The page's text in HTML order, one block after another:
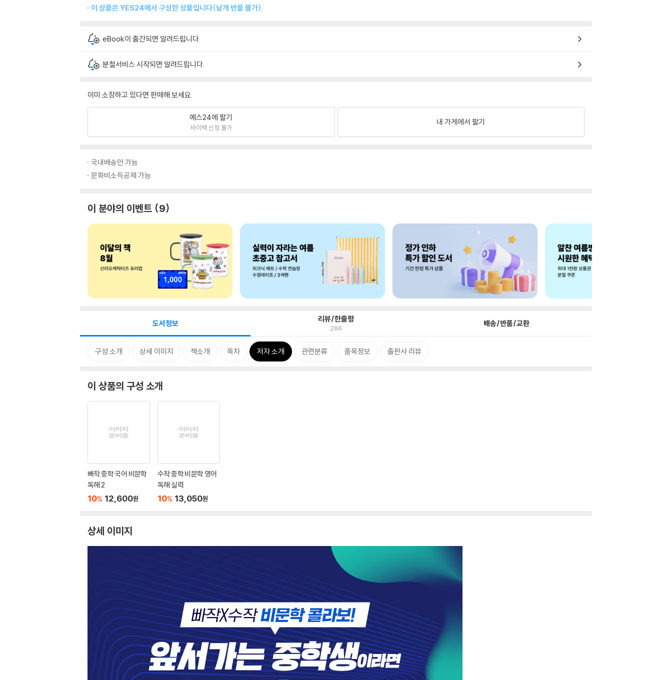
이 상품은 YES24에서 구성한 상품입니다(낱개 반품 불가).
eBook이 출간되면 알려드립니다.
분철서비스 시작되면 알려드립니다.
이미 소장하고 있다면 판매해 보세요.
예스24에 팔기
바이백 신청 불가
내 가게에서 팔기
국내배송만 가능
문화비소득공제 가능
이 분야의 이벤트 9
도서정보 리뷰/한줄평
266 배송/반품/교환
구성 소개 상세 이미지 책소개 목차 저자 소개 관련분류 품목정보 출판사 리뷰
이 상품의 구성 소개
빠작 중학 국어 비문학
독해 2
10% 12,600원
수작 중학 비문학 영어
독해 실력
10% 13,050원
상세 이미지